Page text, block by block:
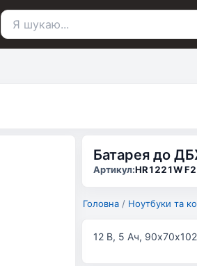
Пошук
Батарея до
Артикул:HR1221W F2
Головна / Ноутбуки та
12 В, 5 Ач,